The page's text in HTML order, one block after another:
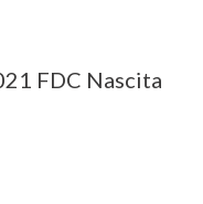
FDC Nascita